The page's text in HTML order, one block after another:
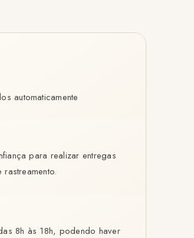
automaticamente
para realizar entregas
8h às 18h, podendo haver